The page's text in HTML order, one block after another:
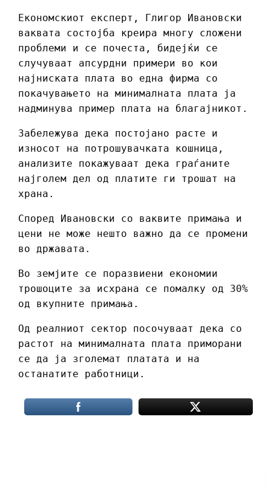
Економскиот експерт, Глигор Ивановски
ваквата состојба креира многу сложени
проблеми и се почеста, бидејќи се
случуваат апсурдни примери во кои
најниската плата во една фирма со
покачувањето на минималната плата ја
надминува пример плата на благајникот.
Забележува дека постојано расте и
износот на потрошувачката кошница,
анализите покажуваат дека граѓаните
најголем дел од платите ги трошат на
храна.
Според Ивановски со ваквите примања и
цени не може нешто важно да се промени
во државата.
Во земјите се поразвиени економии
трошоците за исхрана се помалку од 30%
од вкупните примања.
Од реалниот сектор посочуваат дека со
растот на минималната плата приморани
се да ја зголемат платата и на
останатите работници.